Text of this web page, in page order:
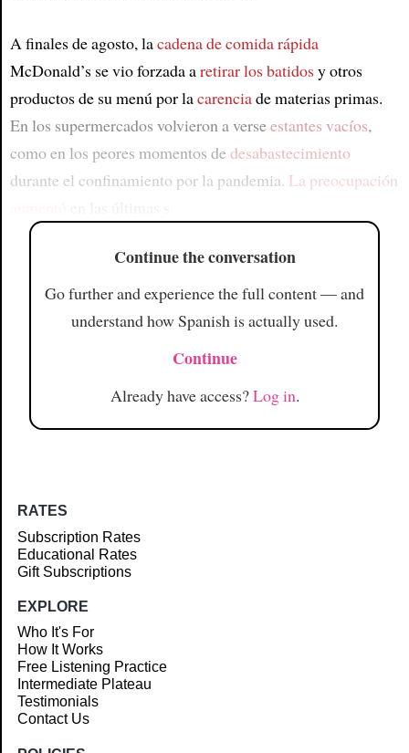
A finales de agosto, lacadena de comida rápida
McDonald’s se vio forzada aretirar los batidosy otros
productos de su menú por lacarenciade materias primas.
En los supermercados volvieron a verseestantes vacíos,
como en los peores momentos dedesabastecimiento
durante el confinamiento por la pandemia. La preocupación
Continue the conversation
Go further and experience the full content — and
understand how Spanish is actually used.
Continue
Already have access?Log in.
RATES
Subscription Rates
Educational Rates
Gift Subscriptions
EXPLORE
Who It's For
How It Works
Free Listening Practice
Intermediate Plateau
Testimonials
Contact Us